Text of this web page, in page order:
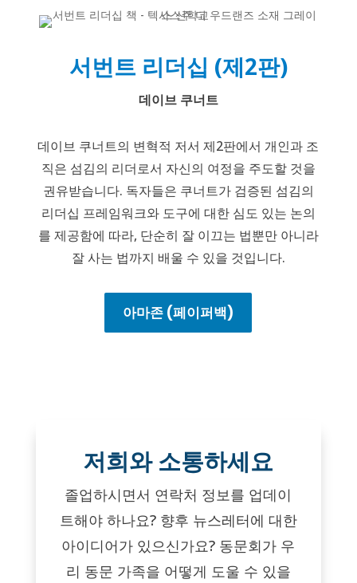
서번트 리더십 (제2판)
데이브 쿠너트
데이브 쿠너트의 변혁적 저서 제2판에서 개인과 조
직은 섬김의 리더로서 자신의 여정을 주도할 것을
권유받습니다. 독자들은 쿠너트가 검증된 섬김의
리더십 프레임워크와 도구에 대한 심도 있는 논의
를 제공함에 따라, 단순히 잘 이끄는 법뿐만 아니라
잘 사는 법까지 배울 수 있을 것입니다.
아마존 (페이퍼백)
저희와 소통하세요
졸업하시면서 연락처 정보를 업데이
트해야 하나요? 향후 뉴스레터에 대한
아이디어가 있으신가요? 동문회가 우
리 동문 가족을 어떻게 도울 수 있을